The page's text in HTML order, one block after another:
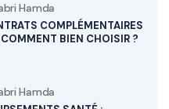
Hamda
COMPLÉMENTAIRES
BIEN CHOISIR ?
Hamda